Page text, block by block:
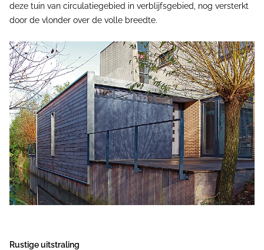
deze tuin van circulatiegebied in verblijfsgebied, nog versterkt
door de vlonder over de volle breedte.
Rustige uitstraling